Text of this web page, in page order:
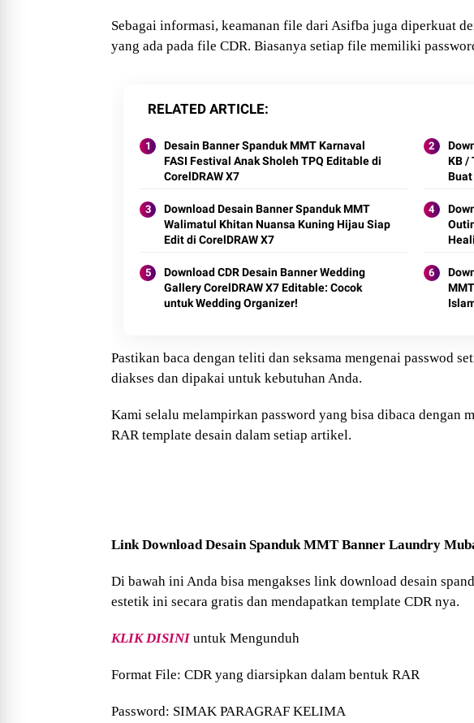
Sebagai informasi, keamanan file dari Asifba juga diperkuat
yang ada pada file CDR. Biasanya setiap file memiliki
RELATED ARTICLE
Desain Banner Spanduk MMT Karnaval
FASI Festival Anak Sholeh TPQ Editable di
CorelDRAW X7
KB /
Download Desain Banner Spanduk MMT
Walimatul Khitan Nuansa Kuning Hijau Siap
Edit di CorelDRAW X7
Download CDR Desain Banner Wedding
Gallery CorelDRAW X7 Editable: Cocok
untuk Wedding Organizer!
Pastikan baca dengan teliti dan seksama mengenai passwod
diakses dan dipakai untuk kebutuhan Anda.
Kami selalu melampirkan password yang bisa dibaca dengan
RAR template desain dalam setiap artikel.
Link Download Desain Spanduk MMT Banner Laundry
Di bawah ini Anda bisa mengakses link download desain
estetik ini secara gratis dan mendapatkan template CDR nya.
KLIK DISINI untuk Mengunduh
Format File: CDR yang diarsipkan dalam bentuk RAR
Password: SIMAK PARAGRAF KELIMA